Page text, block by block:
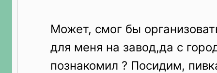
Может, смог бы
для меня на завод,да с
познакомил ? Посидим,